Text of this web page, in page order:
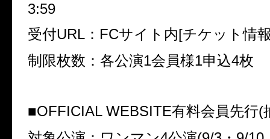
3:59
受付URL：FCサイト内[チケット情
制限枚数：各公演1会員様1申込4枚
■OFFICIAL WEBSITE有料会員先行(